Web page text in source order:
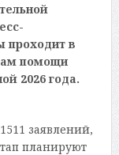
проходит в
помощи
2026 года.
заявлений,
планируют